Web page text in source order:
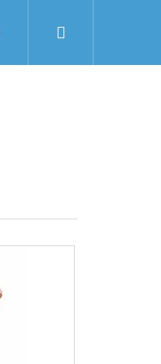
Značky
Přihlášení